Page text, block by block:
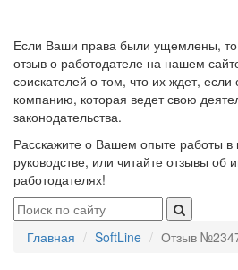
Если Ваши права были ущемлены, то
отзыв о работодателе на нашем
соискателей о том, что их ждет, если
компанию, которая ведет свою
законодательства.
Расскажите о Вашем опыте работы в
руководстве, или читайте отзывы об
работодателях!
Главная SoftLine Отзыв